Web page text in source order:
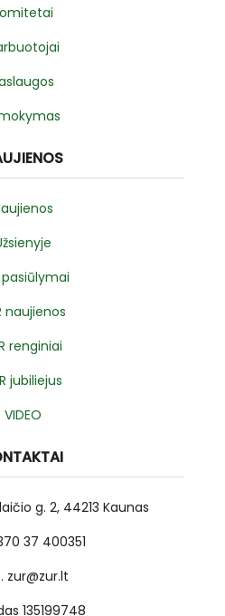
pasiūlymai
naujienos
renginiai
jubiliejus
VIDEO
g. 2, 44213 Kaunas
37 400351
zur@zur.lt
135199748